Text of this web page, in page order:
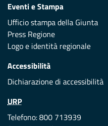
Eventi e Stampa
Ufficio stampa della Giunta
Press Regione
Logo e identità regionale
Accessibilità
Dichiarazione di accessibilità
URP
Telefono: 800 713939